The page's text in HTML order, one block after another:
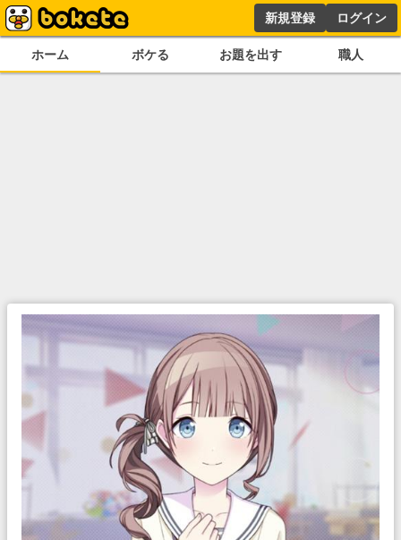
新規登録 ログイン
ホーム ボケる お題を出す 職人